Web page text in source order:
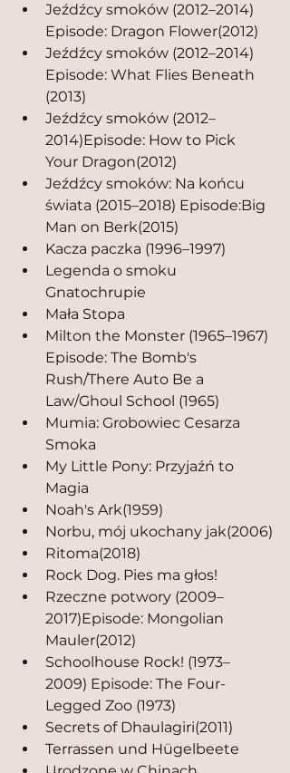
Jeźdźcy smoków (2012–2014)
Episode: Dragon Flower(2012)
Jeźdźcy smoków (2012–2014)
Episode: What Flies Beneath
(2013)
Jeźdźcy smoków (2012–
2014)Episode: How to Pick
Your Dragon(2012)
Jeźdźcy smoków: Na końcu
świata (2015–2018) Episode:Big
Man on Berk(2015)
Kacza paczka (1996–1997)
Legenda o smoku
Gnatochrupie
Mała Stopa
Milton the Monster (1965–1967)
Episode: The Bomb's
Rush/There Auto Be a
Law/Ghoul School (1965)
Mumia: Grobowiec Cesarza
Smoka
My Little Pony: Przyjaźń to
Magia
Noah's Ark(1959)
Norbu, mój ukochany jak(2006)
Ritoma(2018)
Rock Dog. Pies ma głos!
Rzeczne potwory (2009–
2017)Episode: Mongolian
Mauler(2012)
Schoolhouse Rock! (1973–
2009) Episode: The Four-
Legged Zoo (1973)
Secrets of Dhaulagiri(2011)
Terrassen und Hügelbeete